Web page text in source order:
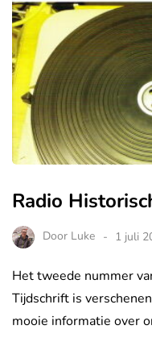
Radio
Door Luke 1 juli
Het tweede nummer
Tijdschrift is
mooie informatie over